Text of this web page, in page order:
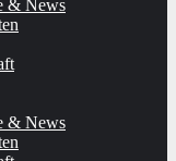
& News
& News